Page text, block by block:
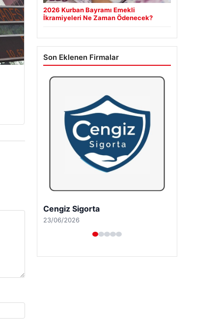
2026 Kurban Bayramı Emekli
İkramiyeleri Ne Zaman Ödenecek?
Son Eklenen Firmalar
Cengiz Sigorta
23/06/2026